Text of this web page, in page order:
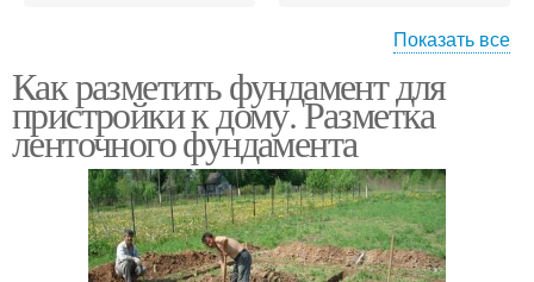
пристройку
Монолитный фундамент
Трещина в фундаменте
Фундамент под
откатные ворота
Показать все
Как разметить фундамент для
пристройки к дому. Разметка
ленточного фундамента